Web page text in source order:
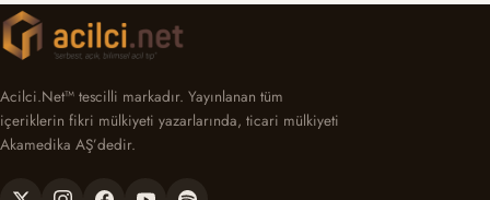
Acilci.Net™ tescilli markadır. Yayınlanan tüm
içeriklerin fikri mülkiyeti yazarlarında, ticari mülkiyeti
Akamedika AŞ’dedir.